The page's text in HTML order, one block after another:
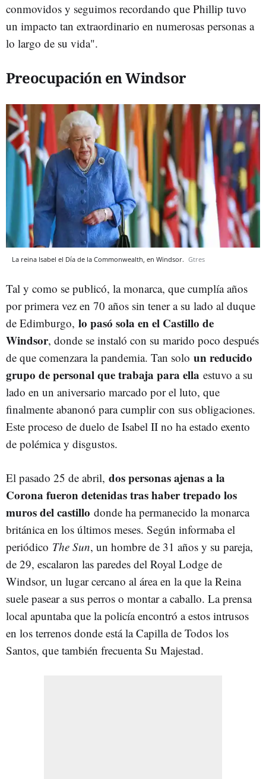
conmovidos y seguimos recordando que Phillip tuvo
un impacto tan extraordinario en numerosas personas a
lo largo de su vida".
Preocupación en Windsor
La reina Isabel el Día de la Commonwealth, en Windsor. Gtres
Tal y como se publicó, la monarca, que cumplía años
por primera vez en 70 años sin tener a su lado al duque
de Edimburgo, lo pasó sola en el Castillo de
Windsor, donde se instaló con su marido poco después
de que comenzara la pandemia. Tan solo un reducido
grupo de personal que trabaja para ella estuvo a su
lado en un aniversario marcado por el luto, que
finalmente abanonó para cumplir con sus obligaciones.
Este proceso de duelo de Isabel II no ha estado exento
de polémica y disgustos.
El pasado 25 de abril, dos personas ajenas a la
Corona fueron detenidas tras haber trepado los
muros del castillo donde ha permanecido la monarca
británica en los últimos meses. Según informaba el
periódico The Sun, un hombre de 31 años y su pareja,
de 29, escalaron las paredes del Royal Lodge de
Windsor, un lugar cercano al área en la que la Reina
suele pasear a sus perros o montar a caballo. La prensa
local apuntaba que la policía encontró a estos intrusos
en los terrenos donde está la Capilla de Todos los
Santos, que también frecuenta Su Majestad.